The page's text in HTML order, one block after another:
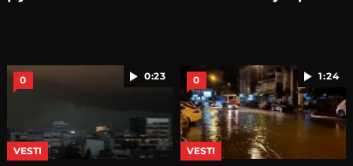
0:23
0
VESTI
1:24
0
VESTI